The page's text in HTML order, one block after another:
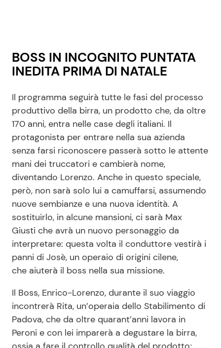
BOSS IN INCOGNITO PUNTATA
INEDITA PRIMA DI NATALE
Il programma seguirà tutte le fasi del processo
produttivo della birra, un prodotto che, da oltre
170 anni, entra nelle case degli italiani. Il
protagonista per entrare nella sua azienda
senza farsi riconoscere passerà sotto le attente
mani dei truccatori e cambierà nome,
diventando Lorenzo. Anche in questo speciale,
però, non sarà solo lui a camuffarsi, assumendo
nuove sembianze e una nuova identità. A
sostituirlo, in alcune mansioni, ci sarà Max
Giusti che avrà un nuovo personaggio da
interpretare: questa volta il conduttore vestirà i
panni di Josè, un operaio di origini cilene,
che aiuterà il boss nella sua missione.
Il Boss, Enrico-Lorenzo, durante il suo viaggio
incontrerà Rita, un’operaia dello Stabilimento di
Padova, che da oltre quarant’anni lavora in
Peroni e con lei imparerà a degustare la birra,